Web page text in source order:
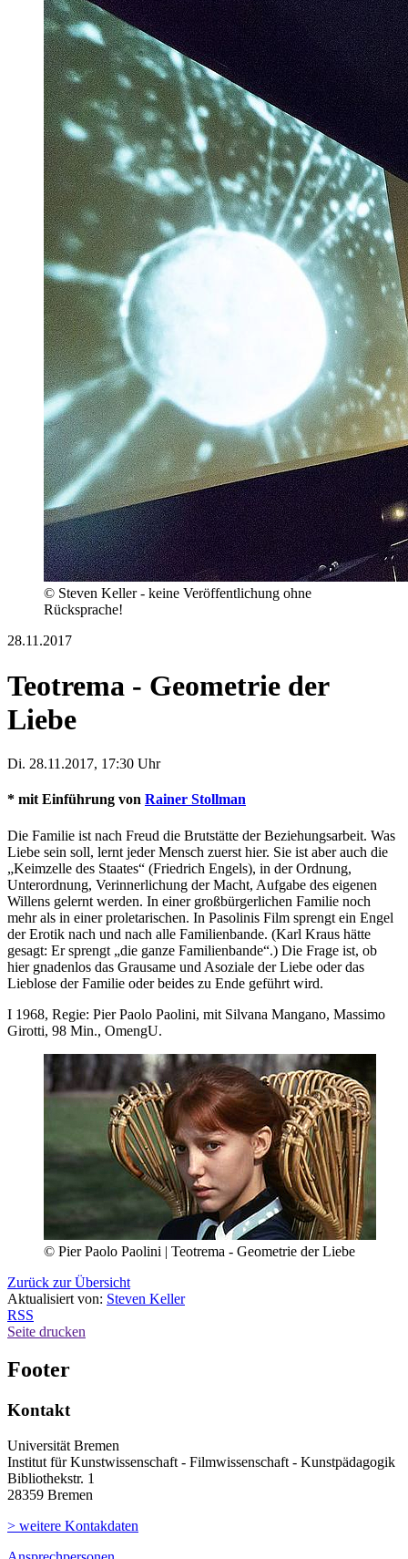
© Steven Keller - keine Veröffentlichung ohne
Rücksprache!
28.11.2017
Teotrema - Geometrie der
Liebe
Di. 28.11.2017, 17:30 Uhr
* mit Einführung von Rainer Stollman
Die Familie ist nach Freud die Brutstätte der Beziehungsarbeit. Was
Liebe sein soll, lernt jeder Mensch zuerst hier. Sie ist aber auch die
„Keimzelle des Staates“ (Friedrich Engels), in der Ordnung,
Unterordnung, Verinnerlichung der Macht, Aufgabe des eigenen
Willens gelernt werden. In einer großbürgerlichen Familie noch
mehr als in einer proletarischen. In Pasolinis Film sprengt ein Engel
der Erotik nach und nach alle Familienbande. (Karl Kraus hätte
gesagt: Er sprengt „die ganze Familienbande“.) Die Frage ist, ob
hier gnadenlos das Grausame und Asoziale der Liebe oder das
Lieblose der Familie oder beides zu Ende geführt wird.
I 1968, Regie: Pier Paolo Paolini, mit Silvana Mangano, Massimo
Girotti, 98 Min., OmengU.
© Pier Paolo Paolini | Teotrema - Geometrie der Liebe
Zurück zur Übersicht
Aktualisiert von: Steven Keller
RSS
Seite drucken
Footer
Kontakt
Universität Bremen
Institut für Kunstwissenschaft - Filmwissenschaft - Kunstpädagogik
Bibliothekstr. 1
28359 Bremen
> weitere Kontakdaten